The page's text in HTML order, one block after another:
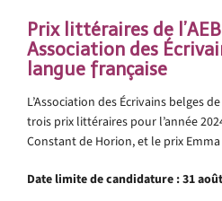
Prix littéraires de l’AEB
Association des
langue française
L’Association des Écrivains belges
trois prix littéraires pour l’année
Constant de Horion, et le prix
Date limite de candidature : 31